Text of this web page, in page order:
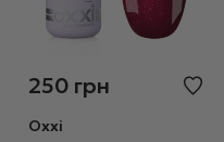
250 грн
Oxxi